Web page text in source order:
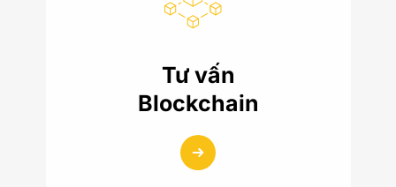
Tư vấn
Blockchain